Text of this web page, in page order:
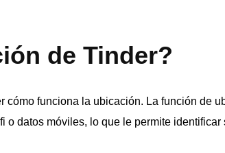
de Tinder?
cómo funciona la ubicación. La función de
datos móviles, lo que le permite identificar